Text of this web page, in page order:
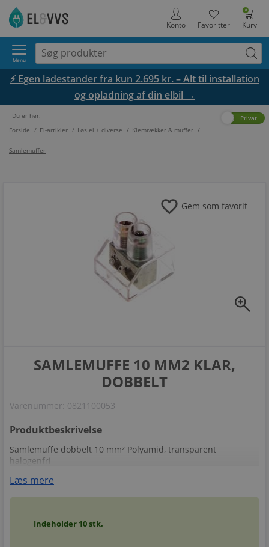
0
Kurv
Favoritter
Konto
Menu
⚡ Egen ladestander fra kun 2.695 kr. – Alt til installation
og opladning af din elbil →
Du er her:
Forside / El-artikler / Løs el + diverse / Klemrækker & muffer /
Samlemuffer
Privat
zoom_in
favorite Gem som favorit
SAMLEMUFFE 10 MM2 KLAR,
DOBBELT
Varenummer: 0821100053
Produktbeskrivelse
Samlemuffe dobbelt 10 mm² Polyamid, transparent
halogenfri
Læs mere
Indeholder 10stk.